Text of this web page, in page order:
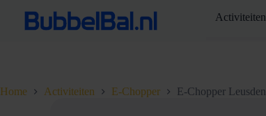
Activiteiten
Home Activiteiten E-Chopper E-Chopper Leusden